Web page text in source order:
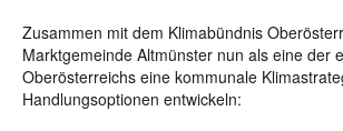
Zusammen mit dem Klimabündnis
Marktgemeinde Altmünster nun als eine der
Oberösterreichs eine kommunale
Handlungsoptionen entwickeln: